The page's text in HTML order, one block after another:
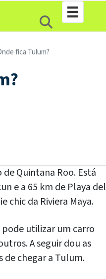
fica Tulum?
Quintana Roo. Está
e a 65 km de Playa del
chic da Riviera Maya.
pode utilizar um carro
A seguir dou as
de chegar a Tulum.